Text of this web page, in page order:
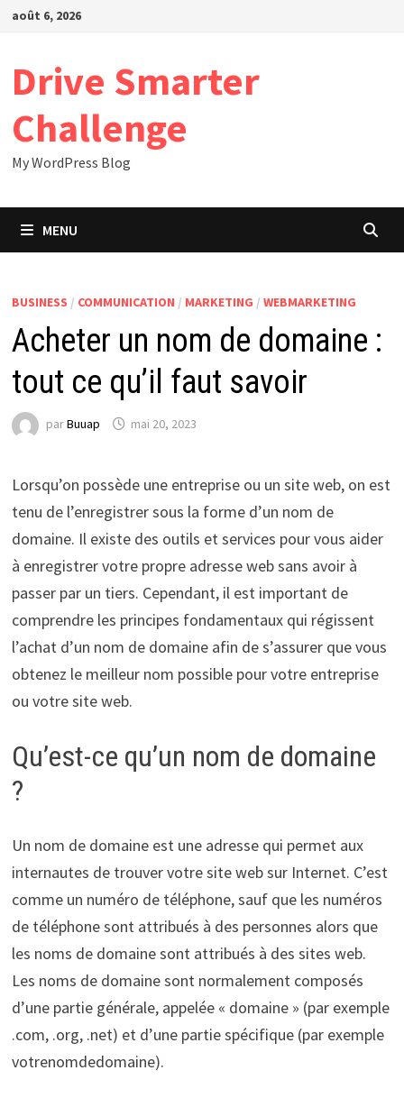
Passer
août 6, 2026
Drive Smarter
Challenge
My WordPress Blog
MENU
BUSINESS / COMMUNICATION / MARKETING / WEBMARKETING
Acheter un nom de domaine :
tout ce qu’il faut savoir
parBuuap mai 20, 2023
Lorsqu’on possède une entreprise ou un site web, on est
tenu de l’enregistrer sous la forme d’un nom de
domaine. Il existe des outils et services pour vous aider
à enregistrer votre propre adresse web sans avoir à
passer par un tiers. Cependant, il est important de
comprendre les principes fondamentaux qui régissent
l’achat d’un nom de domaine afin de s’assurer que vous
obtenez le meilleur nom possible pour votre entreprise
ou votre site web.
Qu’est-ce qu’un nom de domaine
?
Un nom de domaine est une adresse qui permet aux
internautes de trouver votre site web sur Internet. C’est
comme un numéro de téléphone, sauf que les numéros
de téléphone sont attribués à des personnes alors que
les noms de domaine sont attribués à des sites web.
Les noms de domaine sont normalement composés
d’une partie générale, appelée « domaine » (par exemple
.com, .org, .net) et d’une partie spécifique (par exemple
votrenomdedomaine).